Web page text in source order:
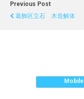
Previous Post
葛飾区立石 木造解体
Mobile